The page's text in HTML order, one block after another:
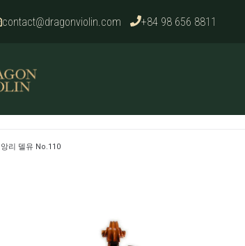
contact@dragonviolin.com +84 98 656 8811
리 델유 No.110